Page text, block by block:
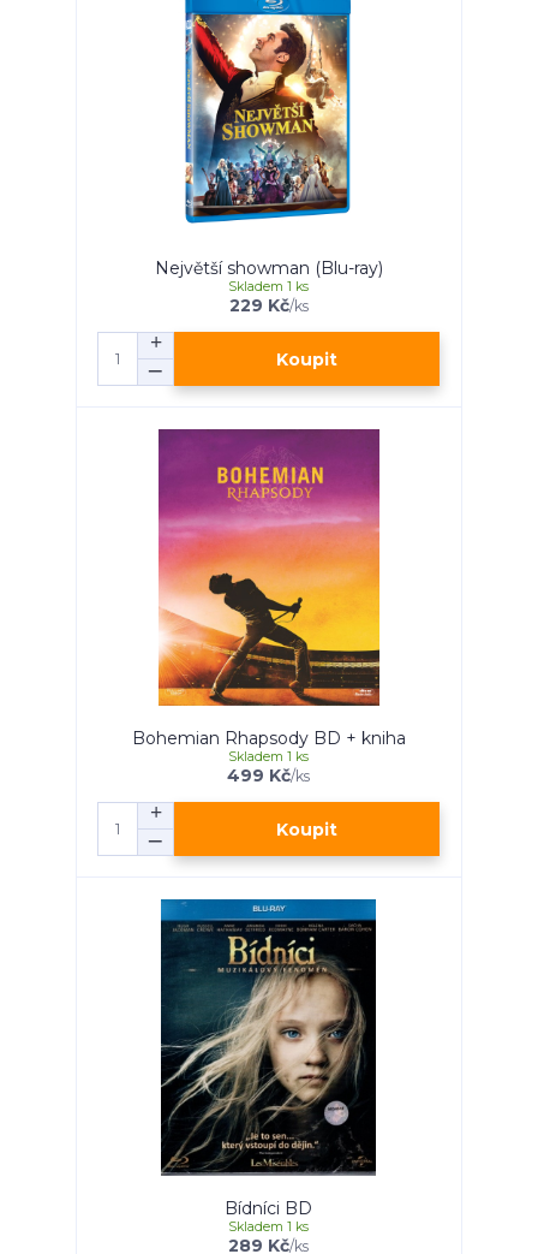
Největší showman (Blu-ray)
229 Kč/ks
Skladem 1 ks
Koupit
Bohemian Rhapsody BD + kniha
499 Kč/ks
Skladem 1 ks
Koupit
Bídníci BD
289 Kč/ks
Skladem 1 ks